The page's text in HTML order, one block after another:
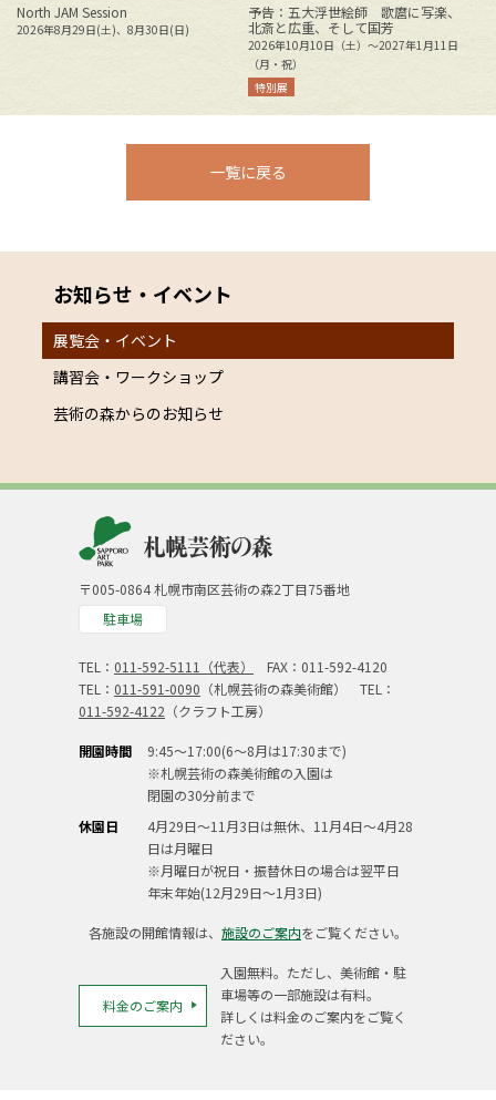
North JAM Session
2026年8月29日(土)、8月30日(日)
予告：五大浮世絵師 歌麿に写楽、
北斎と広重、そして国芳
2026年10月10日（土）～2027年1月11日
（月・祝）
特別展
一覧に戻る
お知らせ・イベント
展覧会・イベント
講習会・ワークショップ
芸術の森からのお知らせ
〒005-0864 札幌市南区芸術の森2丁目75番地
駐車場
TEL： 011-592-5111（代表）
FAX：011-592-4120
TEL： 011-591-0090 （札幌芸術の森美術館） TEL：
011-592-4122 （クラフト工房）
開園時間
9:45～17:00(6～8月は17:30まで)
※札幌芸術の森美術館の入園は
閉園の30分前まで
休園日
4月29日～11月3日は無休、11月4日～4月28
日は月曜日
※月曜日が祝日・振替休日の場合は翌平日
年末年始(12月29日～1月3日)
各施設の開館情報は、 施設のご案内をご覧ください。
料金のご案内
入園無料。ただし、美術館・駐
車場等の一部施設は有料。
詳しくは料金のご案内をご覧く
ださい。